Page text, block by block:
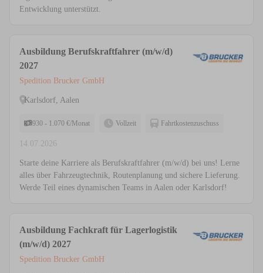
Entwicklung unterstützt.
Ausbildung Berufskraftfahrer (m/w/d)
2027
Spedition Brucker GmbH
Karlsdorf, Aalen
930 - 1.070 €/Monat Vollzeit Fahrtkostenzuschuss
14.07.2026
Starte deine Karriere als Berufskraftfahrer (m/w/d) bei uns! Lerne
alles über Fahrzeugtechnik, Routenplanung und sichere Lieferung.
Werde Teil eines dynamischen Teams in Aalen oder Karlsdorf!
Ausbildung Fachkraft für Lagerlogistik
(m/w/d) 2027
Spedition Brucker GmbH